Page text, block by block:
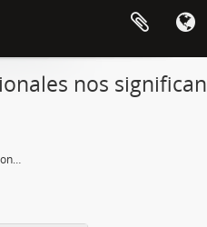
nos significan
"Las fuerzas de organismos internacionales nos significan presiones que hoy no estamos dispuestos a aceptar"